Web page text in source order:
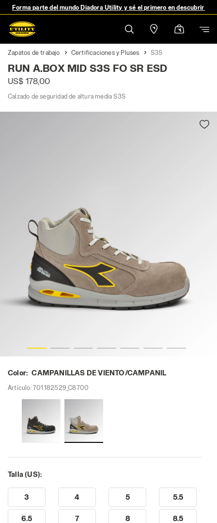
Forma parte del mundo Diadora Utility y sé el primero en descubrir
Zapatos de trabajo Certificaciones y Pluses S3S
RUN A.BOX MID S3S FO SR ESD
US$ 178,00
Calzado de seguridad de altura media S3S
Color: CAMPANILLAS DE VIENTO/CAMPANIL
Artículo:701.182529_C8700
Talla (US):
3 4 5 5.5
6.5 7 8 8.5